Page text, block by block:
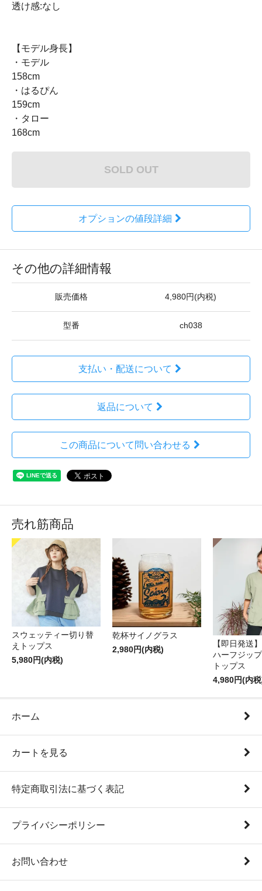
透け感:なし
【モデル身長】
・モデル
158cm
・はるぴん
159cm
・タロー
168cm
SOLD OUT
オプションの値段詳細
その他の詳細情報
販売価格 4,980円(内税)
型番 ch038
支払い・配送について
返品について
この商品について問い合わせる
売れ筋商品
スウェッティー切り替
えトップス
5,980円(内税)
乾杯サイノグラス
2,980円(内税)
【即日発送
ハーフジッ
トップス
4,980円(内
ホーム
カートを見る
特定商取引法に基づく表記
プライバシーポリシー
お問い合わせ